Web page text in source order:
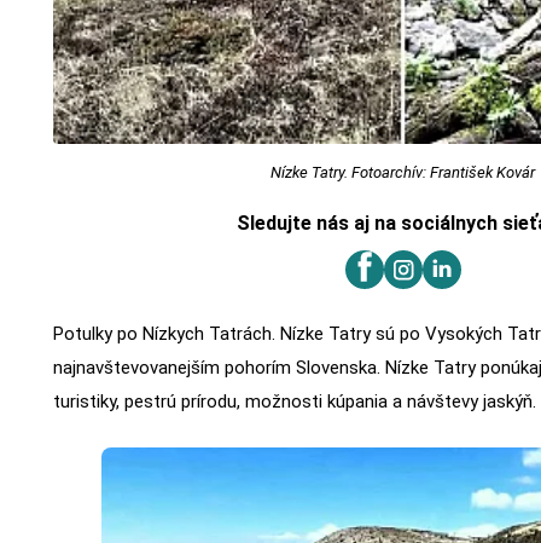
Nízke Tatry. Fotoarchív: František Kovár
Sledujte nás aj na sociálnych
Potulky po Nízkych Tatrách. Nízke Tatry sú po Vysokých
najnavštevovanejším pohorím Slovenska. Nízke Tatry
turistiky, pestrú prírodu, možnosti kúpania a návštevy jaskýň.